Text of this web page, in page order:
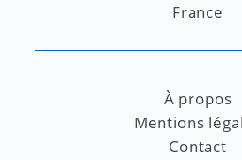
France
À propos
Mentions
Contact